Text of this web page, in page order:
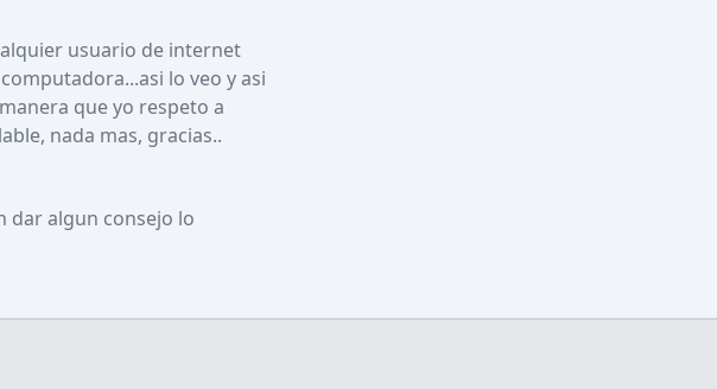
usuario de internet
lo veo y asi
que yo respeto a
nada mas, gracias..
dar algun consejo lo